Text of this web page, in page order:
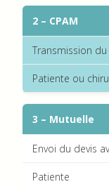
2 – CPAM
Transmission
Patiente ou
3 – Mutuelle
Envoi du devis
Patiente